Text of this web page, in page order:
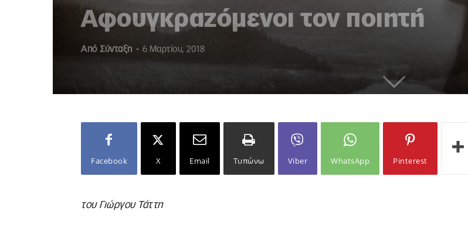
Αφουγκραζόμενοι τον ποιητή
Από Σύνταξη - 6 Μαρτίου, 2018
Facebook X Email Τυπώνω Viber WhatsApp Pinterest
του Γιώργου Τάττη